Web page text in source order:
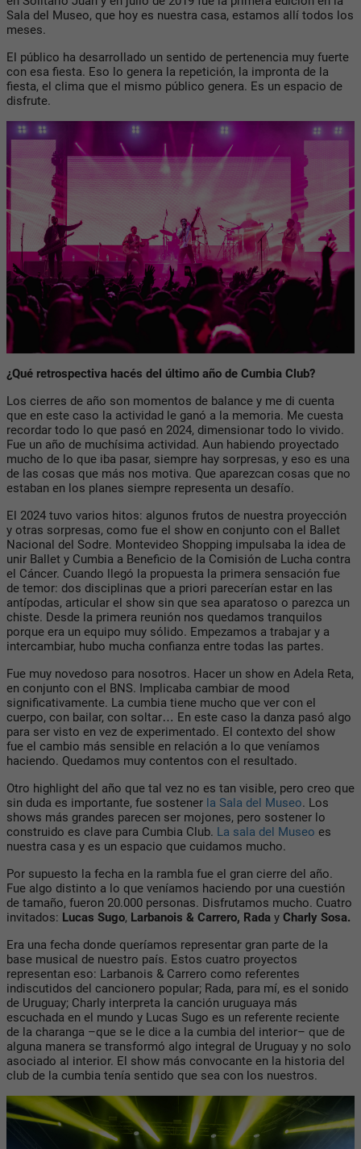
Sala del Museo, que hoy es nuestra casa, estamos allí todos los
meses.
El público ha desarrollado un sentido de pertenencia muy fuerte
con esa fiesta. Eso lo genera la repetición, la impronta de la
fiesta, el clima que el mismo público genera. Es un espacio de
disfrute.
¿Qué retrospectiva hacés del último año de Cumbia Club?
Los cierres de año son momentos de balance y me di cuenta
que en este caso la actividad le ganó a la memoria. Me cuesta
recordar todo lo que pasó en 2024, dimensionar todo lo vivido.
Fue un año de muchísima actividad. Aun habiendo proyectado
mucho de lo que iba pasar, siempre hay sorpresas, y eso es una
de las cosas que más nos motiva. Que aparezcan cosas que no
estaban en los planes siempre representa un desafío.
El 2024 tuvo varios hitos: algunos frutos de nuestra proyección
y otras sorpresas, como fue el show en conjunto con el Ballet
Nacional del Sodre. Montevideo Shopping impulsaba la idea de
unir Ballet y Cumbia a Beneficio de la Comisión de Lucha contra
el Cáncer. Cuando llegó la propuesta la primera sensación fue
de temor: dos disciplinas que a priori parecerían estar en las
antípodas, articular el show sin que sea aparatoso o parezca un
chiste. Desde la primera reunión nos quedamos tranquilos
porque era un equipo muy sólido. Empezamos a trabajar y a
intercambiar, hubo mucha confianza entre todas las partes.
Fue muy novedoso para nosotros. Hacer un show en Adela Reta,
en conjunto con el BNS. Implicaba cambiar de mood
significativamente. La cumbia tiene mucho que ver con el
cuerpo, con bailar, con soltar… En este caso la danza pasó algo
para ser visto en vez de experimentado. El contexto del show
fue el cambio más sensible en relación a lo que veníamos
haciendo. Quedamos muy contentos con el resultado.
Otro highlight del año que tal vez no es tan visible, pero creo que
sin duda es importante, fue sostener la Sala del Museo. Los
shows más grandes parecen ser mojones, pero sostener lo
construido es clave para Cumbia Club. La sala del Museo es
nuestra casa y es un espacio que cuidamos mucho.
Por supuesto la fecha en la rambla fue el gran cierre del año.
Fue algo distinto a lo que veníamos haciendo por una cuestión
de tamaño, fueron 20.000 personas. Disfrutamos mucho. Cuatro
invitados: Lucas Sugo, Larbanois & Carrero, Rada y Charly Sosa.
Era una fecha donde queríamos representar gran parte de la
base musical de nuestro país. Estos cuatro proyectos
representan eso: Larbanois & Carrero como referentes
indiscutidos del cancionero popular; Rada, para mí, es el sonido
de Uruguay; Charly interpreta la canción uruguaya más
escuchada en el mundo y Lucas Sugo es un referente reciente
de la charanga –que se le dice a la cumbia del interior– que de
alguna manera se transformó algo integral de Uruguay y no solo
asociado al interior. El show más convocante en la historia del
club de la cumbia tenía sentido que sea con los nuestros.